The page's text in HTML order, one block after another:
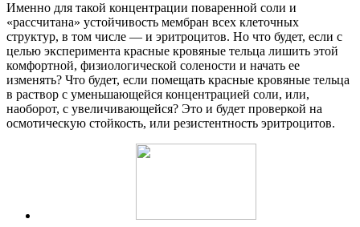
Именно для такой концентрации поваренной соли и
«рассчитана» устойчивость мембран всех клеточных
структур, в том числе — и эритроцитов. Но что будет, если с
целью эксперимента красные кровяные тельца лишить этой
комфортной, физиологической солености и начать ее
изменять? Что будет, если помещать красные кровяные тельца
в раствор с уменьшающейся концентрацией соли, или,
наоборот, с увеличивающейся? Это и будет проверкой на
осмотическую стойкость, или резистентность эритроцитов.